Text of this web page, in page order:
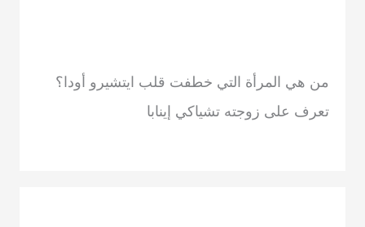
من هي المرأة التي خطفت قلب ايتشيرو أودا؟
تعرف على زوجته تشياكي إينابا